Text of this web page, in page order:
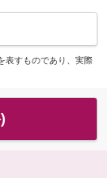
表すものであり、実際